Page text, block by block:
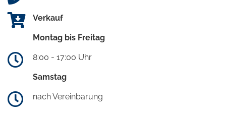
Verkauf
Montag bis Freitag
8:00 - 17:00 Uhr
Samstag
nach Vereinbarung